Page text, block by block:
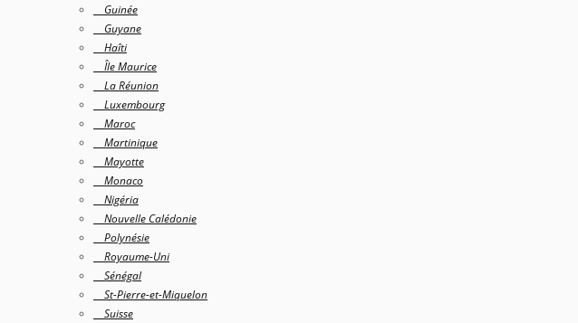
Guinée
Guyane
Haîti
Île Maurice
La Réunion
Luxembourg
Maroc
Martinique
Mayotte
Monaco
Nigéria
Nouvelle Calédonie
Polynésie
Royaume-Uni
Sénégal
St-Pierre-et-Miquelon
Suisse